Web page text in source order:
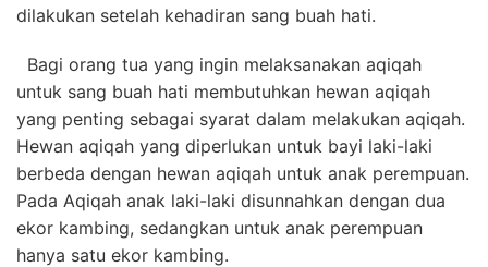
dilakukan setelah kehadiran sang buah hati.
Bagi orang tua yang ingin melaksanakan aqiqah
untuk sang buah hati membutuhkan hewan aqiqah
yang penting sebagai syarat dalam melakukan aqiqah.
Hewan aqiqah yang diperlukan untuk bayi laki-laki
berbeda dengan hewan aqiqah untuk anak perempuan.
Pada Aqiqah anak laki-laki disunnahkan dengan dua
ekor kambing, sedangkan untuk anak perempuan
hanya satu ekor kambing.